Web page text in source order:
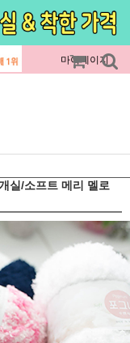
회 마이페이지
실/소프트 메리 멜로